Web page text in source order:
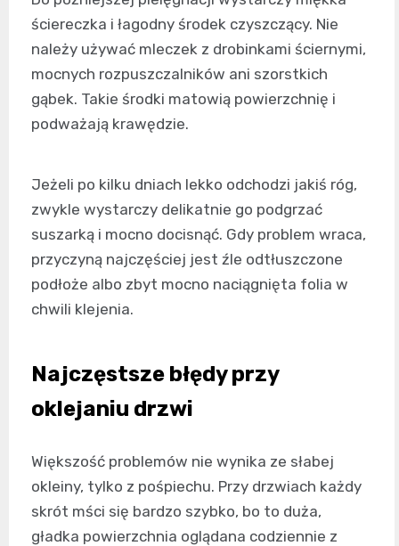
ściereczka i łagodny środek czyszczący. Nie
należy używać mleczek z drobinkami ściernymi,
mocnych rozpuszczalników ani szorstkich
gąbek. Takie środki matowią powierzchnię i
podważają krawędzie.
Jeżeli po kilku dniach lekko odchodzi jakiś róg,
zwykle wystarczy delikatnie go podgrzać
suszarką i mocno docisnąć. Gdy problem wraca,
przyczyną najczęściej jest źle odtłuszczone
podłoże albo zbyt mocno naciągnięta folia w
chwili klejenia.
Najczęstsze błędy przy
oklejaniu drzwi
Większość problemów nie wynika ze słabej
okleiny, tylko z pośpiechu. Przy drzwiach każdy
skrót mści się bardzo szybko, bo to duża,
gładka powierzchnia oglądana codziennie z